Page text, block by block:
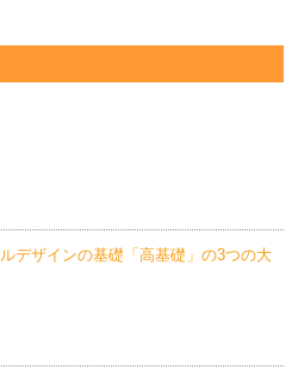
ルデザインの基礎「高基礎」の3つの大